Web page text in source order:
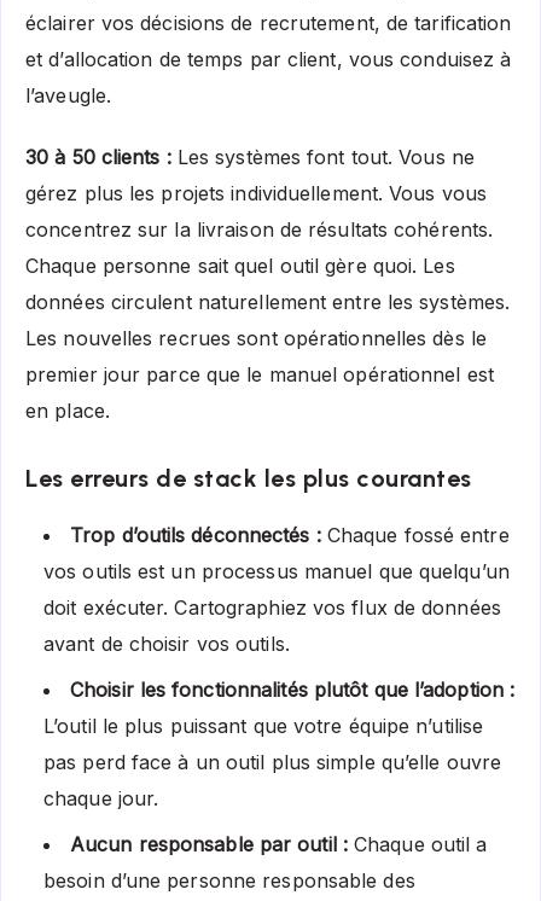
éclairer vos décisions de recrutement, de tarification
et d’allocation de temps par client, vous conduisez à
l’aveugle.
30 à 50 clients :Les systèmes font tout. Vous ne
gérez plus les projets individuellement. Vous vous
concentrez sur la livraison de résultats cohérents.
Chaque personne sait quel outil gère quoi. Les
données circulent naturellement entre les systèmes.
Les nouvelles recrues sont opérationnelles dès le
premier jour parce que le manuel opérationnel est
en place.
Les erreurs de stack les plus courantes
Trop d’outils déconnectés :Chaque fossé entre
vos outils est un processus manuel que quelqu’un
doit exécuter. Cartographiez vos flux de données
avant de choisir vos outils.
Choisir les fonctionnalités plutôt que l’adoption :
L’outil le plus puissant que votre équipe n’utilise
pas perd face à un outil plus simple qu’elle ouvre
chaque jour.
Aucun responsable par outil :Chaque outil a
besoin d’une personne responsable des